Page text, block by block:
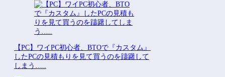
【PC】ワイPC初心者、BTOで『カスタム』
したPCの見積もりを見て買うのを躊躇して
しまう…..